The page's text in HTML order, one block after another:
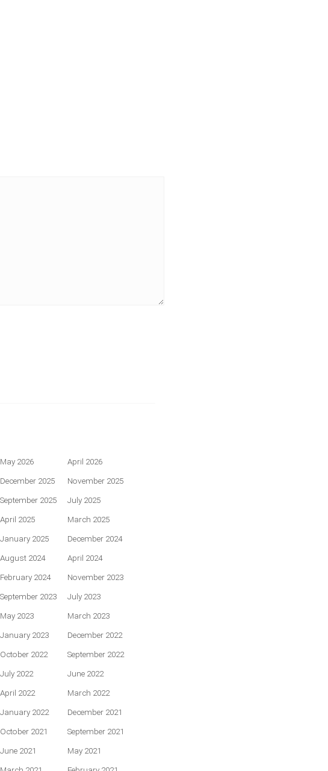
May 2026
April 2026
December 2025
November 2025
September 2025
July 2025
April 2025
March 2025
January 2025
December 2024
August 2024
April 2024
February 2024
November 2023
September 2023
July 2023
May 2023
March 2023
January 2023
December 2022
October 2022
September 2022
July 2022
June 2022
April 2022
March 2022
January 2022
December 2021
October 2021
September 2021
June 2021
May 2021